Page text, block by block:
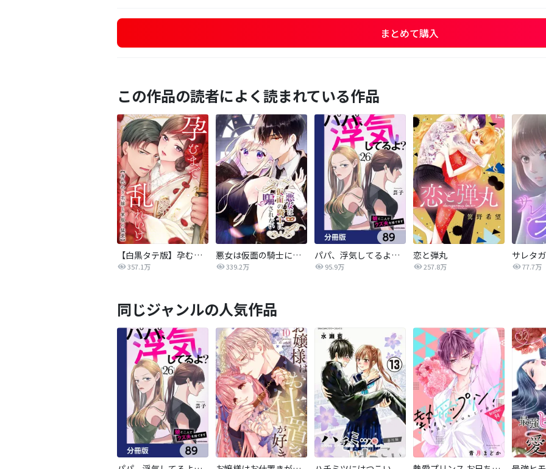
まとめて購入
この作品の読者によく読まれている作品
【白黒タテ版】孕むまで乱れいけ～身代わり花嫁と軍服の猛愛
357.1万
悪女は仮面の騎士に騙されない
339.2万
パパ、浮気してるよ？娘と二人でクズ夫を捨てます【分冊版】
95.9万
恋と弾丸
257.8万 77.7万
同じジャンルの人気作品